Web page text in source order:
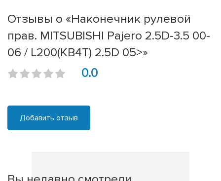
Отзывы о «Наконечник рулевой
прав. MITSUBISHI Pajero 2.5D-3.5 00-
06 / L200(KB4T) 2.5D 05>»
0.0
Добавить отзыв